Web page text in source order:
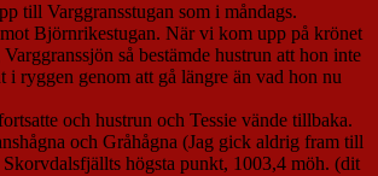
till Varggransstugan som i måndags.
Björnrikestugan. När vi kom upp på krönet
så bestämde hustrun att hon inte
i ryggen genom att gå längre än vad hon nu
och hustrun och Tessie vände tillbaka.
och Gråhågna (Jag gick aldrig fram till
högsta punkt, 1003,4 möh. (dit